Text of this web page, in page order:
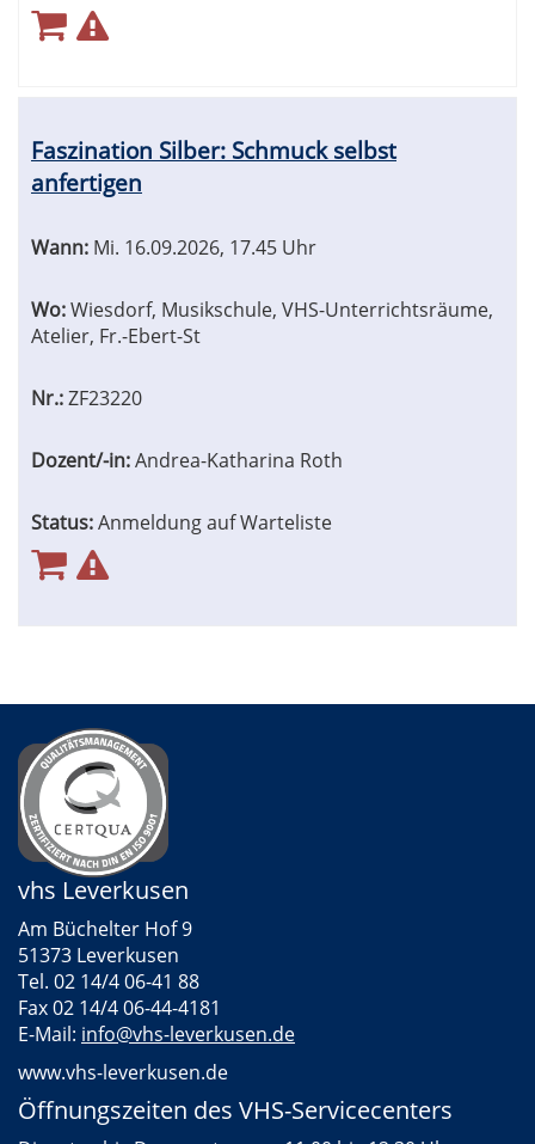
Faszination Silber: Schmuck selbst
anfertigen
Wann: Mi. 16.09.2026, 17.45 Uhr
Wo:Wiesdorf, Musikschule, VHS-Unterrichtsräume,
Atelier, Fr.-Ebert-St
Nr.:ZF23220
Dozent/-in:Andrea-Katharina Roth
Status:Anmeldung auf Warteliste
vhs Leverkusen
Am Büchelter Hof 9
51373 Leverkusen
Tel. 02 14/4 06-41 88
Fax 02 14/4 06-44-4181
E-Mail: info@vhs-leverkusen.de
www.vhs-leverkusen.de
Öffnungszeiten des VHS-Servicecenters